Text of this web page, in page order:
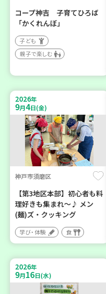
コープ神吉 子育てひろば
「かくれんぼ」
子ども
親子で楽しむ
2026年
9月4日(金)
神戸市須磨区
【第3地区本部】初心者も料
理好きも集まれ～♪ メン
(麺)ズ・クッキング
学び・体験 食
2026年
9月16日(水)